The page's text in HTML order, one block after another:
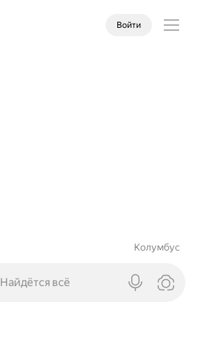
Войти
Колумбус
Найдётся всё